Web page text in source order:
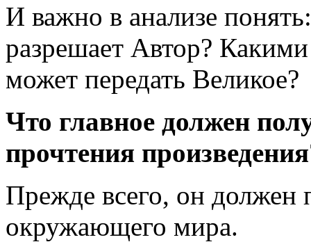
И важно в анализе
разрешает Автор?
может передать Великое?
Что главное должен
прочтения
Прежде всего, он
окружающего мира.